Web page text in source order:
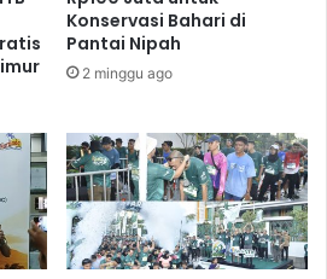
Konservasi Bahari di
Pantai Nipah
2 minggu ago